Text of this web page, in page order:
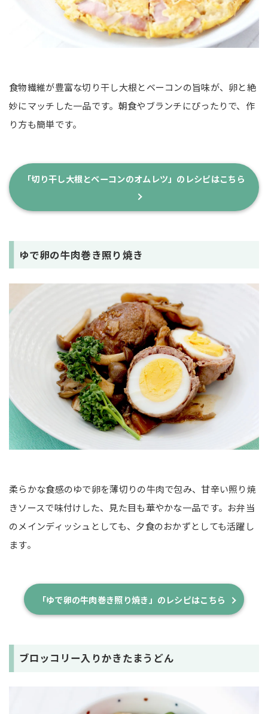
食物繊維が豊富な切り干し大根とベーコンの旨味が、卵と絶
妙にマッチした一品です。朝食やブランチにぴったりで、作
り方も簡単です。
「切り干し大根とベーコンのオムレツ」のレシピはこちら
ゆで卵の牛肉巻き照り焼き
柔らかな食感のゆで卵を薄切りの牛肉で包み、甘辛い照り焼
きソースで味付けした、見た目も華やかな一品です。お弁当
のメインディッシュとしても、夕食のおかずとしても活躍し
ます。
「ゆで卵の牛肉巻き照り焼き」のレシピはこちら
ブロッコリー入りかきたまうどん